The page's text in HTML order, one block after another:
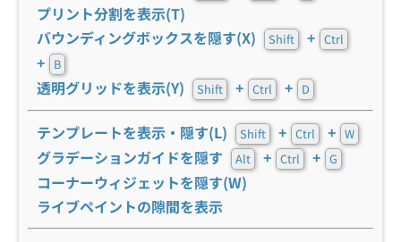
プリント分割を表示(T)
バウンディングボックスを隠す(X)
Shift + Ctrl
+ B
透明グリッドを表示(Y) Shift + Ctrl + D
テンプレートを表示・隠す(L) Shift + Ctrl + W
グラデーションガイドを隠す Alt + Ctrl + G
コーナーウィジェットを隠す(W)
ライブペイントの隙間を表示